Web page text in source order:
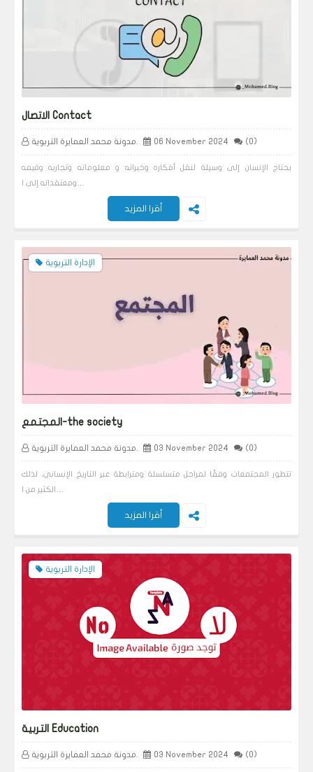
الاتصال Contact
06 November 2024 (0)
يحتاج الإنسان إلى وسيلة لنقل أفكاره وخبراته و معلوماته وتجاربه وقيمه
أقرا المزيد
الإدارة التربوية
المجتمع-the society
03 November 2024 (0)
تتطور المجتمعات وفقًا لمراحل متسلسلة ومترابطة عبر التاريخ الإنساني، لذلك
أقرا المزيد
الإدارة التربوية
التربية Education
03 November 2024 (0)